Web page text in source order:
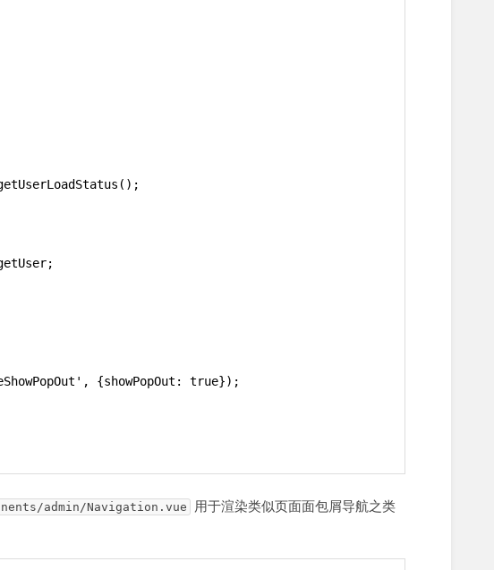
{showPopOut: true});
admin/Navigation.vue
用于渲染类似页面面包屑导航之类